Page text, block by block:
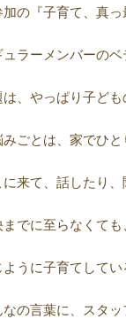
加の『子育て、真
ュラーメンバーの
、やっぱり子ども
みごとは、家でひ
に来て、話したり
までに至らなくても
ように子育てしてい
なの言葉に、スタッ